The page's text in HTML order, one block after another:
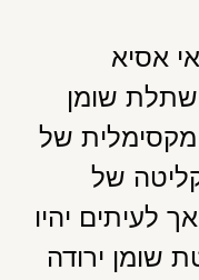
אסיא
שומן
מקסימלית של
של
אך לעיתים יהיו
שומן ירודה